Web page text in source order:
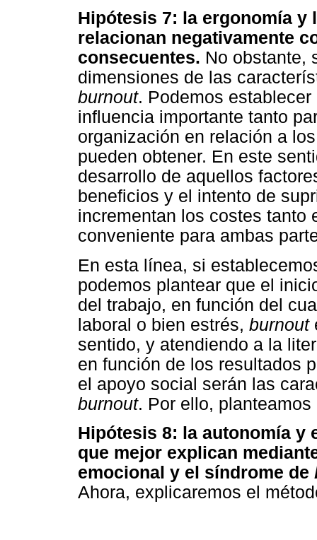
Hipótesis 7: la ergonomía y
relacionan negativamente
consecuentes. No obstante,
dimensiones de las
burnout. Podemos
influencia importante tanto
organización en relación a
pueden obtener. En este
desarrollo de aquellos
beneficios y el intento de
incrementan los costes tanto
conveniente para ambas
En esta línea, si
podemos plantear que el
del trabajo, en función del
laboral o bien estrés, burnout
sentido, y atendiendo a la
en función de los resultados
el apoyo social serán las
burnout. Por ello,
Hipótesis 8: la autonomía y
que mejor explican
emocional y el síndrome de
Ahora, explicaremos el